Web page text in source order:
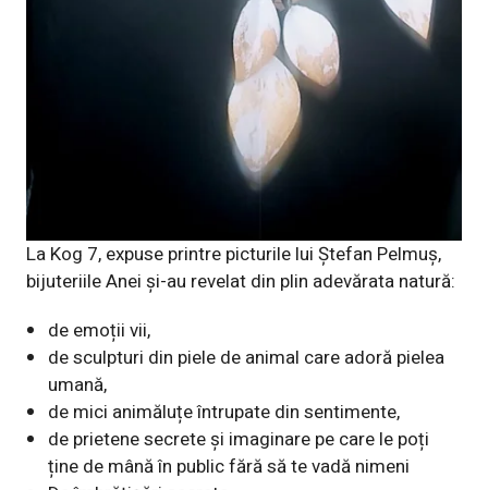
La Kog 7, expuse printre picturile lui Ștefan Pelmuș,
bijuteriile Anei și-au revelat din plin adevărata natură:
de emoții vii,
de sculpturi din piele de animal care adoră pielea
umană,
de mici animăluțe întrupate din sentimente,
de prietene secrete și imaginare pe care le poți
ține de mână în public fără să te vadă nimeni